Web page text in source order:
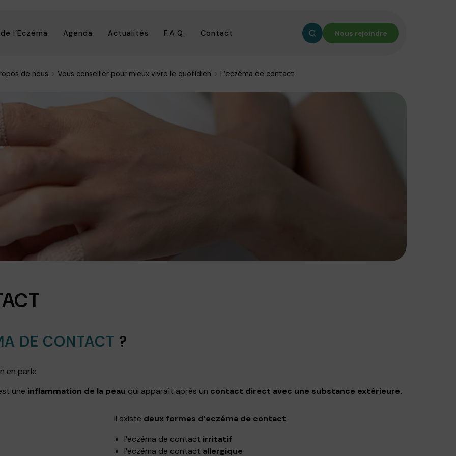
l’Eczéma Agenda Actualités F.A.Q. Contact Nous rejoindre
de nous Vous conseiller pour mieux vivre le quotidien L’eczéma de contact
DE CONTACT ?
en parle
une inflammation de la peau qui apparaît après un contact direct avec une substance extérieure.
Il existe deux formes d’eczéma de contact :
l’eczéma de contact irritatif
l’eczéma de contact allergique